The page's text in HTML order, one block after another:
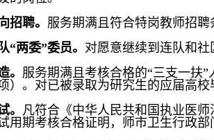
招聘。 服务期满且符合特岗教师招
“两委”委员。 对愿意继续到连队和
。 服务期满且考核合格的“三支一扶
）。对已被录取为研究生的应届高
。 凡符合《中华人民共和国执业医
用期考核合格证明，师市卫生行政